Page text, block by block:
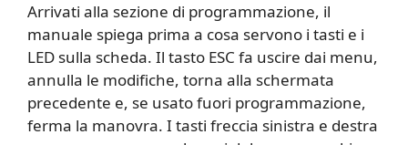
Arrivati alla sezione di programmazione, il
manuale spiega prima a cosa servono i tasti e i
LED sulla scheda. Il tasto ESC fa uscire dai menu,
annulla le modifiche, torna alla schermata
precedente e, se usato fuori programmazione,
ferma la manovra. I tasti freccia sinistra e destra